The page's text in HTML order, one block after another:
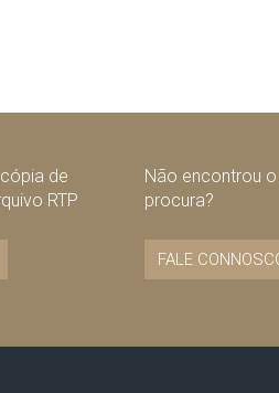
de
RTP
Não encontrou o
procura?
FALE